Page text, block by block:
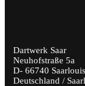
Dartwerk Saar
Neuhofstraße 5a
D- 66740 Saarlouis
Deutschland /